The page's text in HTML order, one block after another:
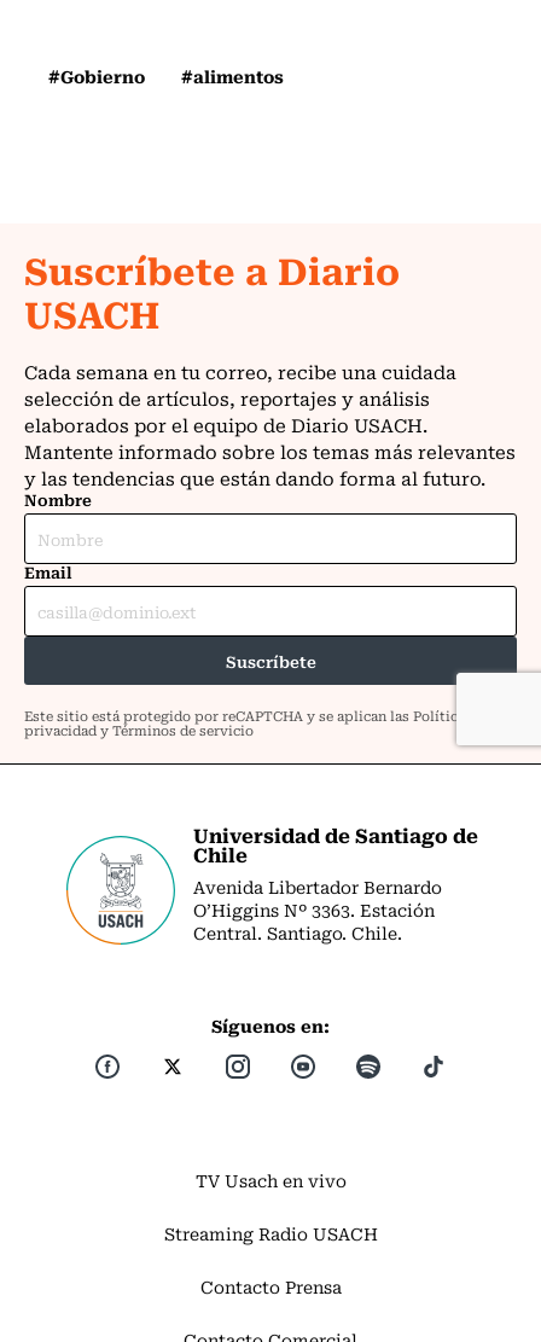
#Gobierno #alimentos
Universidad de Santiago de
Chile
Avenida Libertador Bernardo
O’Higgins Nº 3363. Estación
Central. Santiago. Chile.
Síguenos en:
TV Usach en vivo
Streaming Radio USACH
Contacto Prensa